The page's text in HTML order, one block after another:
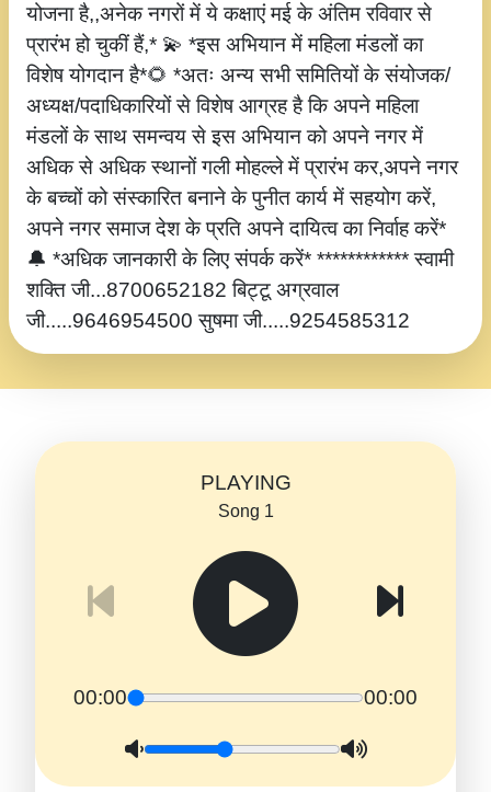
योजना है,,अनेक नगरों में ये कक्षाएं मई के अंतिम रविवार से
प्रारंभ हो चुकीं हैं,* 💫 *इस अभियान में महिला मंडलों का
विशेष योगदान है*🌻 *अतः अन्य सभी समितियों के संयोजक/
अध्यक्ष/पदाधिकारियों से विशेष आग्रह है कि अपने महिला
मंडलों के साथ समन्वय से इस अभियान को अपने नगर में
अधिक से अधिक स्थानों गली मोहल्ले में प्रारंभ कर,अपने नगर
के बच्चों को संस्कारित बनाने के पुनीत कार्य में सहयोग करें,
अपने नगर समाज देश के प्रति अपने दायित्व का निर्वाह करें*
🔔 *अधिक जानकारी के लिए संपर्क करें* ************ स्वामी
शक्ति जी...8700652182 बिट्टू अग्रवाल
जी.....9646954500 सुषमा जी.....9254585312
PLAYING
Song 1
00:00 00:00